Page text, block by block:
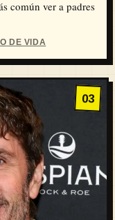
común ver a padres
DE VIDA
03